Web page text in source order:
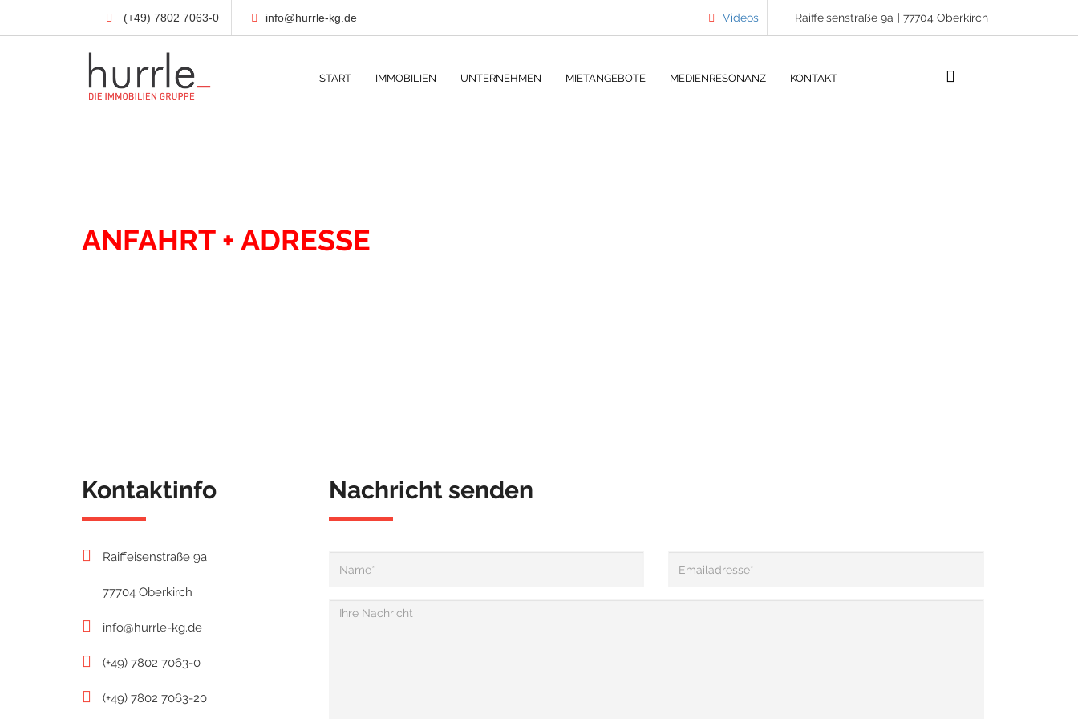
(+49) 7802 7063-0 info@hurrle-kg.de Videos Raiffeisenstraße 9a | 77704 Oberkirch
START IMMOBILIEN UNTERNEHMEN MIETANGEBOTE MEDIENRESONANZ KONTAKT
ANFAHRT + ADRESSE
Kontaktinfo
Raiffeisenstraße 9a
77704 Oberkirch
info@hurrle-kg.de
(+49) 7802 7063-0
(+49) 7802 7063-20
Nachricht senden